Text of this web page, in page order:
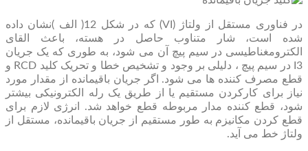
در فناوری مستقل از ولتاژ (VI) که در شکل 12( الف )نشان داده
شده است، شار متناوب حاصل در هسته، باعث القای
الکترومغناطیسی در سیم پیچ آن می شود، به طوری که یک جریان
I3 در سیم پیچ ، دلیلی بر وجود و تشخیص خطا و تحریک کلید RCD و
قطع مصرف کننده ها می شود. اگر جریان باقیمانده از مقدار مورد
نیاز برای کارکردن مستقیم یا از طریق یک رله الکترونیکی بیشتر
شود، قطع کننده مدار مربوطه قطع خواهد شد. انرژی لازم برای
قطع کردن مکانیزم به طور مستقیم از جریان باقیمانده، مستقل از
ولتاژ خط می آید.